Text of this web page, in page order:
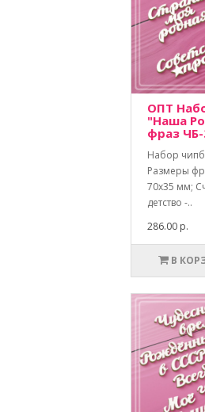
ОПТ
"Наша
фраз ЧБ-
Набор
Размеры
70х35 мм;
детство -..
286.00 р.
В